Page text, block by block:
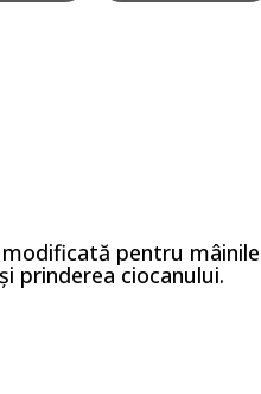
pentru
prinderea ciocanului.